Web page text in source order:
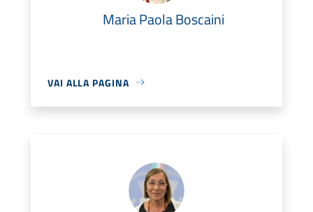
Maria Paola Boscaini
VAI ALLA PAGINA